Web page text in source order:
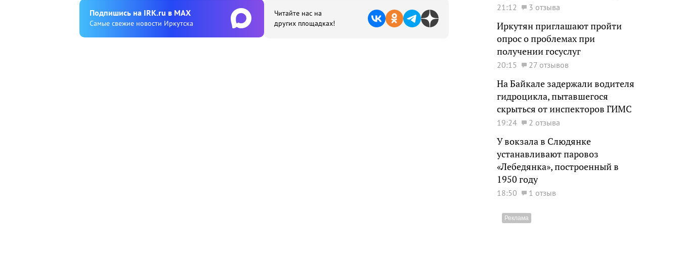
Подпишиcь на IRK.ru в MAX
Cамые свежие новости Иркутска
Читайте нас на
других площадках!
21:12 3 отзыва
Иркутян приглашают пройти
опрос о проблемах при
получении госуслуг
20:15 27 отзывов
На Байкале задержали водителя
гидроцикла, пытавшегося
скрыться от инспекторов ГИМС
19:24 2 отзыва
У вокзала в Слюдянке
устанавливают паровоз
«Лебедянка», построенный в
1950 году
18:50 1 отзыв